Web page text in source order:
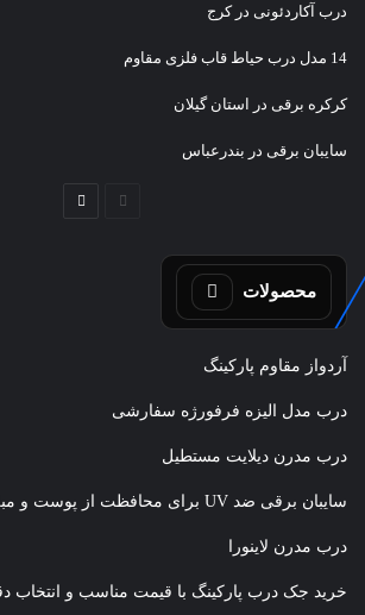
درب آکاردئونی در کرج
14 مدل درب حیاط قاب فلزی مقاوم
کرکره برقی در استان گیلان
سایبان برقی در بندرعباس
صفحه
محصولات
آردواز مقاوم پارکینگ
درب مدل الیزه فرفورژه سفارشی
درب مدرن دیلایت مستطیل
سایبان برقی ضد UV برای محافظت از پوست و مبلمان
درب مدرن لاینورا
خرید جک درب پارکینگ با قیمت مناسب و انتخاب